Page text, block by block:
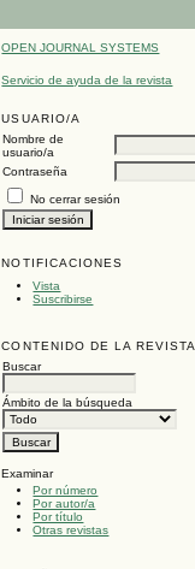
OPEN JOURNAL SYSTEMS
Servicio de ayuda de la revista
USUARIO/A
Nombre de
usuario/a
Contraseña
No cerrar sesión
NOTIFICACIONES
Vista
Suscribirse
CONTENIDO DE LA REVISTA
Buscar
Ámbito de la búsqueda
Examinar
Por número
Por autor/a
Por título
Otras revistas